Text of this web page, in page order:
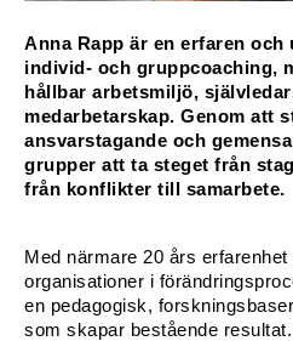
Moderator, konferencier
Moderator
Konferencier
Workshopledare, facilitator
Radio och TV-profiler
Anna Rapp är en erfaren
individ- och gruppcoaching,
hållbar arbetsmiljö,
medarbetarskap. Genom att
ansvarstagande och
grupper att ta steget från
från konflikter till samarbete.
Med närmare 20 års
organisationer i
en pedagogisk,
som skapar bestående